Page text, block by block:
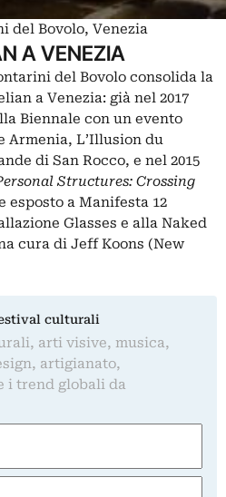
del Bovolo, Venezia
A VENEZIA
del Bovolo consolida la
a Venezia: già nel 2017
Biennale con un evento
Armenia, L’Illusion du
di San Rocco, e nel 2015
Structures: Crossing
esposto a Manifesta 12
Glasses e alla Naked
cura di Jeff Koons (New
culturali
arti visive, musica,
artigianato,
i trend globali da